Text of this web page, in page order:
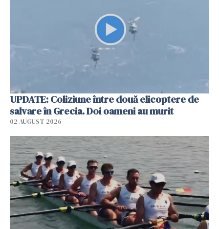
UPDATE: Coliziune între două elicoptere de
salvare în Grecia. Doi oameni au murit
02 AUGUST 2026